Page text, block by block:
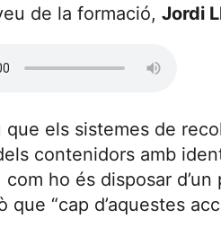
de la formació, Jordi
que els sistemes de
contenidors amb
com ho és disposar
que “cap d’aquestes